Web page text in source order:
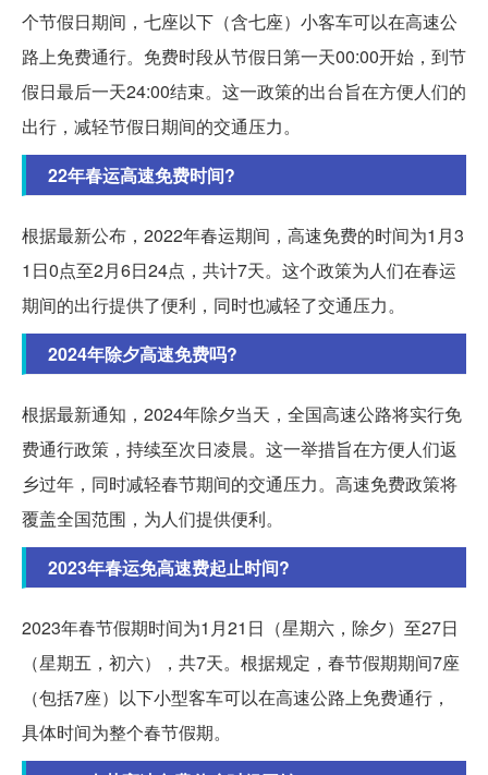
个节假日期间，七座以下（含七座）小客车可以在高速公
路上免费通行。免费时段从节假日第一天00:00开始，到节
假日最后一天24:00结束。这一政策的出台旨在方便人们的
出行，减轻节假日期间的交通压力。
22年春运高速免费时间?
根据最新公布，2022年春运期间，高速免费的时间为1月3
1日0点至2月6日24点，共计7天。这个政策为人们在春运
期间的出行提供了便利，同时也减轻了交通压力。
2024年除夕高速免费吗?
根据最新通知，2024年除夕当天，全国高速公路将实行免
费通行政策，持续至次日凌晨。这一举措旨在方便人们返
乡过年，同时减轻春节期间的交通压力。高速免费政策将
覆盖全国范围，为人们提供便利。
2023年春运免高速费起止时间?
2023年春节假期时间为1月21日（星期六，除夕）至27日
（星期五，初六），共7天。根据规定，春节假期期间7座
（包括7座）以下小型客车可以在高速公路上免费通行，
具体时间为整个春节假期。